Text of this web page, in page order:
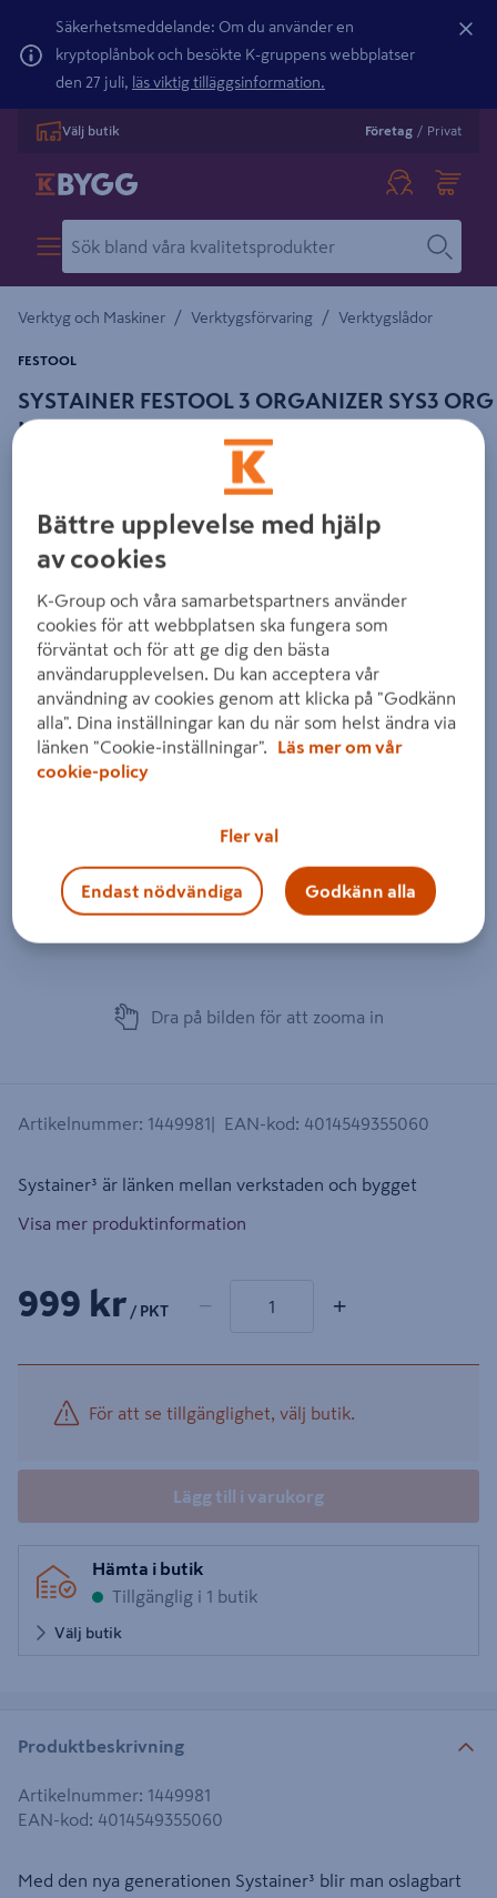
Säkerhetsmeddelande: Om du använder en
kryptoplånbok och besökte K-gruppens webbplatser
den 27 juli, läs viktig tilläggsinformation.
Välj butik Företag / Privat
Verktyg och Maskiner / Verktygsförvaring / Verktygslådor
SYSTAINER FESTOOL 3 ORGANIZER SYS3 ORG
M 89
FESTOOL
Detaljerad beskrivning finns i produktbeskrivningsområdet
Dra på bilden för att zooma in
Artikelnummer: 1449981 EAN-kod: 4014549355060
Systainer³ är länken mellan verkstaden och bygget
Visa mer produktinformation
999 kr / PKT − +
För att se tillgänglighet, välj butik.
Lägg till i varukorg
Hämta i butik
Tillgänglig i 1 butik
Välj butik
Produktbeskrivning
Artikelnummer: 1449981
EAN-kod: 4014549355060
Med den nya generationen Systainer³ blir man oslagbart
Bättre upplevelse med hjälp
av cookies
K-Group och våra samarbetspartners använder
cookies för att webbplatsen ska fungera som
förväntat och för att ge dig den bästa
användarupplevelsen. Du kan acceptera vår
användning av cookies genom att klicka på "Godkänn
alla". Dina inställningar kan du när som helst ändra via
länken "Cookie-inställningar".
Läs mer om vår
cookie-policy
Fler val
Endast nödvändiga Godkänn alla